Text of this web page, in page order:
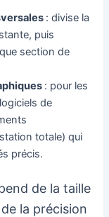
: divise la
puis
section de
: pour les
de
totale) qui
précis.
de la taille
la précision